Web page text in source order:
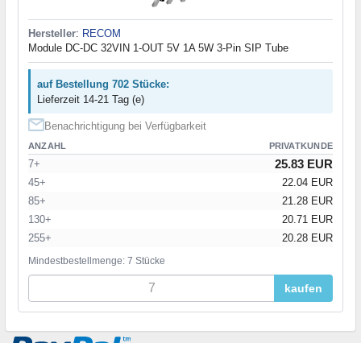
Hersteller: RECOM
Module DC-DC 32VIN 1-OUT 5V 1A 5W 3-Pin SIP Tube
auf Bestellung 702 Stücke:
Lieferzeit 14-21 Tag (e)
Benachrichtigung bei Verfügbarkeit
ANZAHL PRIVATKUNDE
7+ 25.83 EUR
45+
22.04 EUR
85+
21.28 EUR
130+
20.71 EUR
255+
20.28 EUR
Mindestbestellmenge: 7 Stücke
kaufen